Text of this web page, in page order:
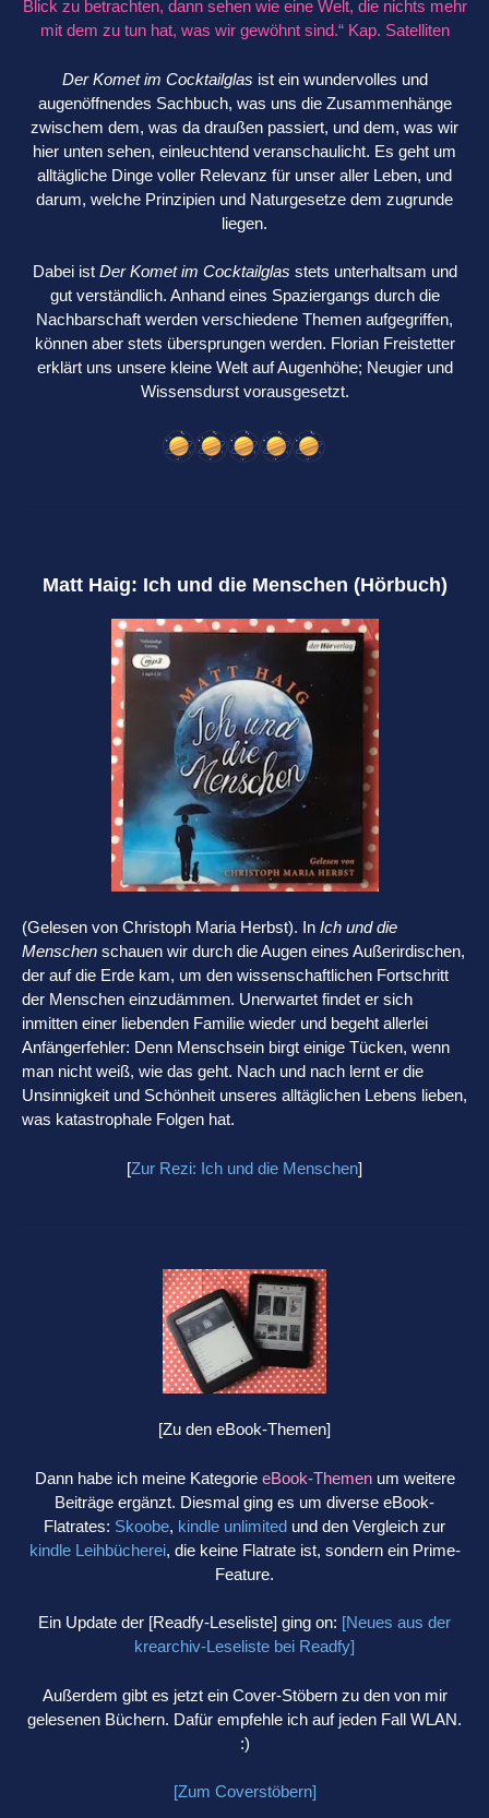
Blick zu betrachten, dann sehen wie eine Welt, die nichts mehr
mit dem zu tun hat, was wir gewöhnt sind.“ Kap. Satelliten
Der Komet im Cocktailglas ist ein wundervolles und
augenöffnendes Sachbuch, was uns die Zusammenhänge
zwischem dem, was da draußen passiert, und dem, was wir
hier unten sehen, einleuchtend veranschaulicht. Es geht um
alltägliche Dinge voller Relevanz für unser aller Leben, und
darum, welche Prinzipien und Naturgesetze dem zugrunde
liegen.
Dabei ist Der Komet im Cocktailglas stets unterhaltsam und
gut verständlich. Anhand eines Spaziergangs durch die
Nachbarschaft werden verschiedene Themen aufgegriffen,
können aber stets übersprungen werden. Florian Freistetter
erklärt uns unsere kleine Welt auf Augenhöhe; Neugier und
Wissensdurst vorausgesetzt.
Matt Haig: Ich und die Menschen (Hörbuch)
(Gelesen von Christoph Maria Herbst). In Ich und die
Menschen schauen wir durch die Augen eines Außerirdischen,
der auf die Erde kam, um den wissenschaftlichen Fortschritt
der Menschen einzudämmen. Unerwartet findet er sich
inmitten einer liebenden Familie wieder und begeht allerlei
Anfängerfehler: Denn Menschsein birgt einige Tücken, wenn
man nicht weiß, wie das geht. Nach und nach lernt er die
Unsinnigkeit und Schönheit unseres alltäglichen Lebens lieben,
was katastrophale Folgen hat.
[Zur Rezi: Ich und die Menschen]
[Zu den eBook-Themen]
Dann habe ich meine Kategorie eBook-Themenum weitere
Beiträge ergänzt. Diesmal ging es um diverse eBook-
Flatrates: Skoobe, kindle unlimited und den Vergleich zur
kindle Leihbücherei, die keine Flatrate ist, sondern ein Prime-
Feature.
Ein Update der [Readfy-Leseliste] ging on: [Neues aus der
krearchiv-Leseliste bei Readfy]
Außerdem gibt es jetzt ein Cover-Stöbern zu den von mir
gelesenen Büchern. Dafür empfehle ich auf jeden Fall WLAN.
:)
[Zum Coverstöbern]